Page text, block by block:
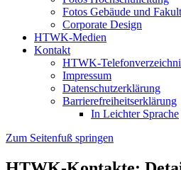
Fotos Gebäude und
Corporate Design
HTWK-Medien
Kontakt
HTWK-
Impressum
Datenschutzerklärung
Barrierefreiheitserklärung
In Leichter Sprache
Zum Seitenfuß springen